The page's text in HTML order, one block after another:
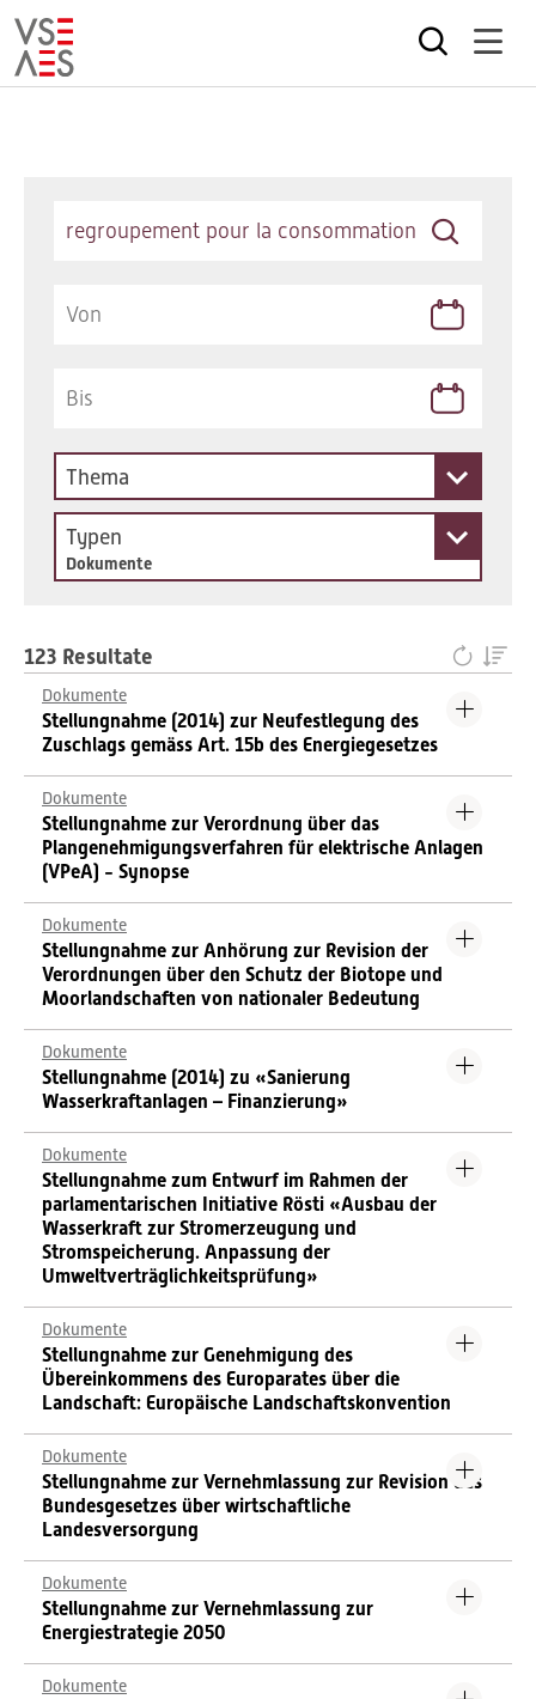
Thema
Typen
Dokumente
123 Resultate
Dokumente
Stellungnahme (2014) zur Neufestlegung des
Zuschlags gemäss Art. 15b des Energiegesetzes
Dokumente
Stellungnahme zur Verordnung über das
Plangenehmigungsverfahren für elektrische Anlagen
(VPeA) - Synopse
Dokumente
Stellungnahme zur Anhörung zur Revision der
Verordnungen über den Schutz der Biotope und
Moorlandschaften von nationaler Bedeutung
Dokumente
Stellungnahme (2014) zu «Sanierung
Wasserkraftanlagen – Finanzierung»
Dokumente
Stellungnahme zum Entwurf im Rahmen der
parlamentarischen Initiative Rösti «Ausbau der
Wasserkraft zur Stromerzeugung und
Stromspeicherung. Anpassung der
Umweltverträglichkeitsprüfung»
Dokumente
Stellungnahme zur Genehmigung des
Übereinkommens des Europarates über die
Landschaft: Europäische Landschaftskonvention
Dokumente
Stellungnahme zur Vernehmlassung zur Revision des
Bundesgesetzes über wirtschaftliche
Landesversorgung
Dokumente
Stellungnahme zur Vernehmlassung zur
Energiestrategie 2050
Dokumente